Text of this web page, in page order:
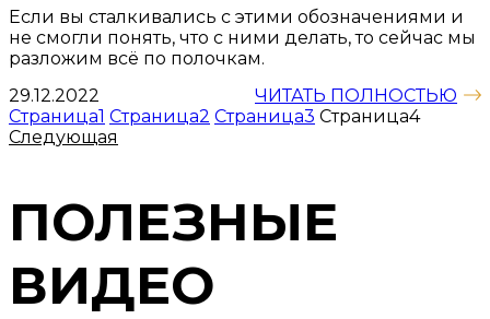
29.12.2022
Если вы сталкивались с этими обозначениями и
не смогли понять, что с ними делать, то сейчас мы
разложим всё по полочкам.
ЧИТАТЬ ПОЛНОСТЬЮ
Страница1 Страница2 Страница3 Страница4
Следующая
ПОЛЕЗНЫЕ
ВИДЕО